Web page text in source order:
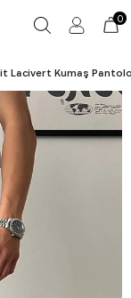
0
Lacivert Kumaş